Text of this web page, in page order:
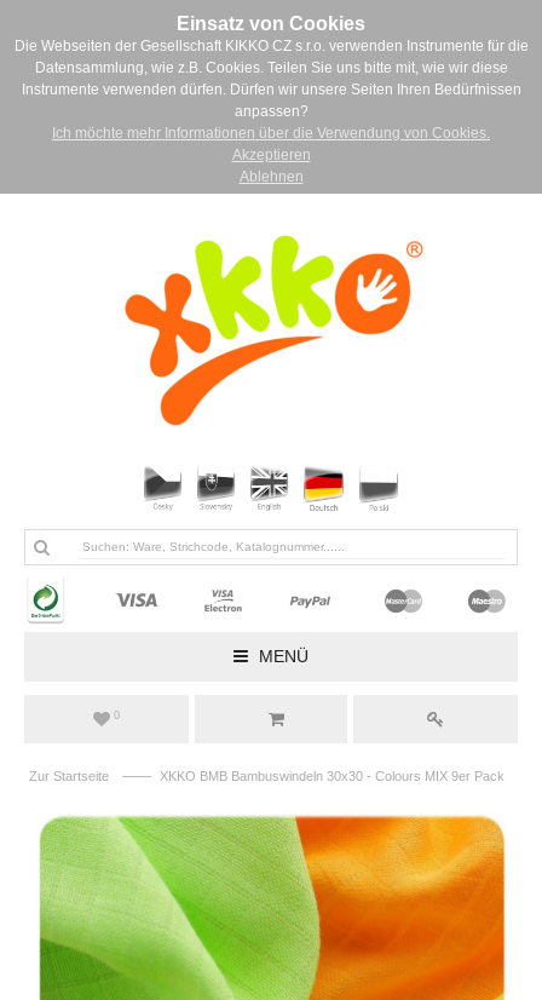
Einsatz von Cookies
Die Webseiten der Gesellschaft KIKKO CZ s.r.o. verwenden Instrumente für die
Datensammlung, wie z.B. Cookies. Teilen Sie uns bitte mit, wie wir diese
Instrumente verwenden dürfen. Dürfen wir unsere Seiten Ihren Bedürfnissen
anpassen?
Ich möchte mehr Informationen über die Verwendung von Cookies.
Akzeptieren
Ablehnen
MENÜ
0
Zur Startseite —— XKKO BMB Bambuswindeln 30x30 - Colours MIX 9er Pack